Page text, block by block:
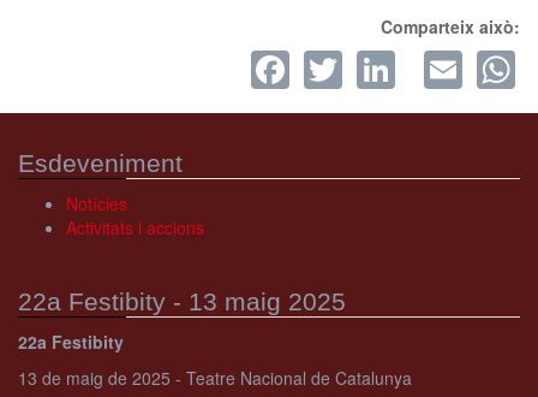
Comparteix això:
Facebook
Twitter
Esdeveniment
Notícies
Activitats i accions
22a Festibity - 13 maig 2025
22a Festibity
13 de maig de 2025 - Teatre Nacional de Catalunya